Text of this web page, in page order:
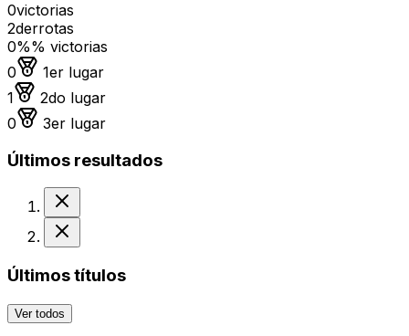
0victorias
2derrotas
0%% victorias
0
Medalla de oro
1er lugar
1
Medalla de plata
2do lugar
0
Medalla de bronce
3er lugar
Últimos resultados
Últimos títulos
Ver todos